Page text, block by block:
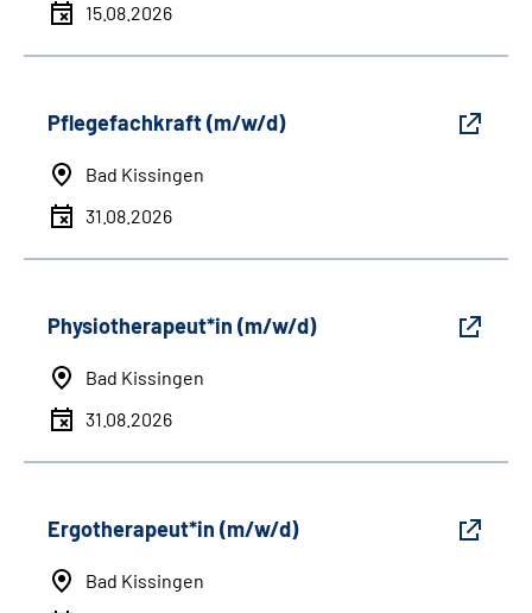
15.08.2026
Pflegefachkraft (m/w/d)
Bad Kissingen
31.08.2026
Physiotherapeut*in (m/w/d)
Bad Kissingen
31.08.2026
Ergotherapeut*in (m/w/d)
Bad Kissingen